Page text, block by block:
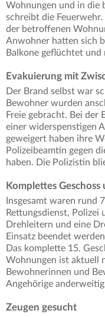
Wohnungen und in die
schreibt die
der betroffenen
Anwohner hatten sich
Balkone geflüchtet und
Evakuierung mit
Der Brand selbst war
Bewohner wurden
Freie gebracht. Bei der
einer widerspenstigen
geweigert haben ihre
Polizeibeamtin gegen
haben. Die Polizistin
Komplettes
Insgesamt waren rund
Rettungsdienst, Polizei
Drehleitern und eine
Einsatz beendet
Das komplette 15.
Wohnungen ist aktuell
Bewohnerinnen und
Angehörige
Zeugen gesucht